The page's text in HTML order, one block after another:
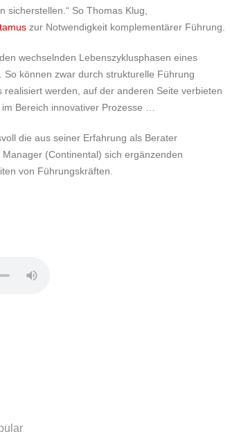
sicherstellen.“ So Thomas Klug,
zur Notwendigkeit komplementärer Führung.
wechselnden Lebenszyklusphasen eines
können zwar durch strukturelle Führung
werden, auf der anderen Seite verbieten
Bereich innovativer Prozesse …
die aus seiner Erfahrung als Berater
(Continental) sich ergänzenden
von Führungskräften.